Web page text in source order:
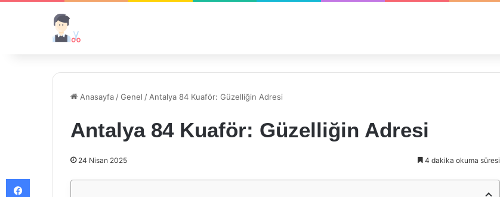
Anasayfa /Genel / Antalya 84 Kuaför: Güzelliğin Adresi
Antalya 84 Kuaför: Güzelliğin Adresi
24 Nisan 2025 4 dakika okuma süresi
Facebook